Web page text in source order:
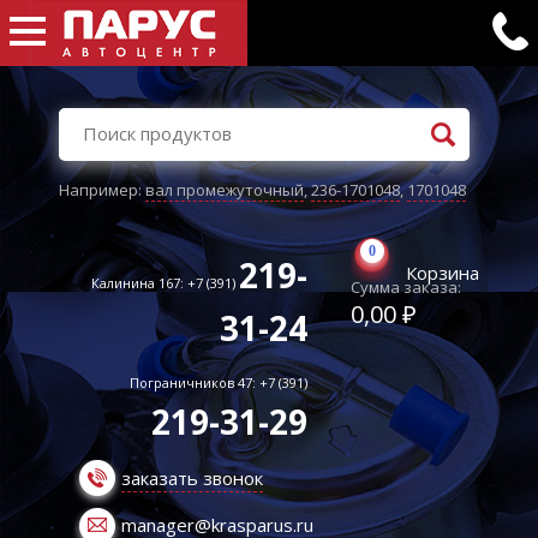
Например:вал промежуточный,236-1701048,1701048
Калинина 167: +7 (391) 219-
31-24
Пограничников 47: +7 (391)
219-31-29
заказать звонок
manager@krasparus.ru
0
Корзина
Сумма заказа:
0,00 ₽